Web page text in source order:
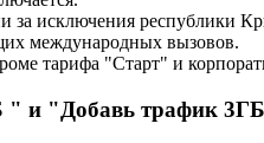
за исключения республики
международных вызовов.
тарифа "Старт" и
" и "Добавь трафик